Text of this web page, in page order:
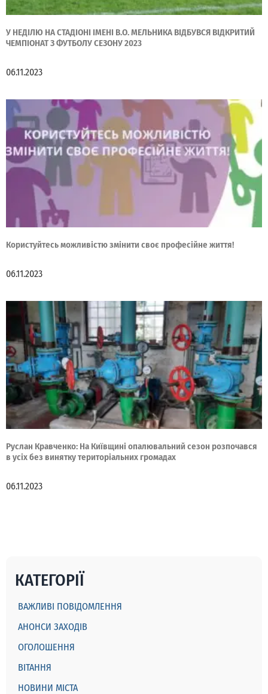
У НЕДІЛЮ НА СТАДІОНІ ІМЕНІ В.О. МЕЛЬНИКА ВІДБУВСЯ ВІДКРИТИЙ
ЧЕМПІОНАТ З ФУТБОЛУ СЕЗОНУ 2023
06.11.2023
Користуйтесь можливістю змінити своє професійне життя!
06.11.2023
Руслан Кравченко: На Київщині опалювальний сезон розпочався
в усіх без винятку територіальних громадах
06.11.2023
КАТЕГОРІЇ
ВАЖЛИВІ ПОВІДОМЛЕННЯ
АНОНСИ ЗАХОДІВ
ОГОЛОШЕННЯ
ВІТАННЯ
НОВИНИ МІСТА